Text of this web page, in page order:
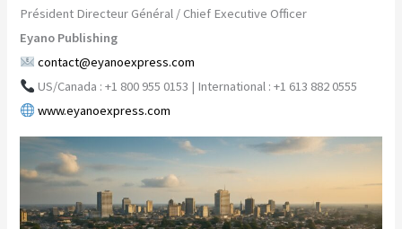
Président Directeur Général / Chief Executive Officer
Eyano Publishing
contact@eyanoexpress.com
US/Canada : +1 800 955 0153 | International : +1 613 882 0555
www.eyanoexpress.com